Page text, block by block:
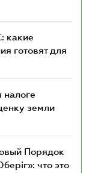
какие
готовят для
земли
Порядок
что это